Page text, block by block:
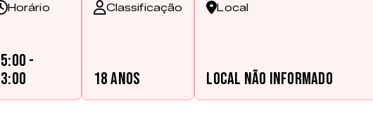
Horário
-
Classificação
18 anos
Local
Local não informado